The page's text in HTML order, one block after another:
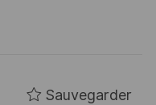
Sauvegarder